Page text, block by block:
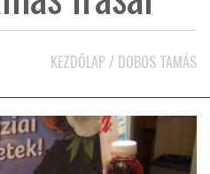
KEZDŐLAP / DOBOS TAMÁS